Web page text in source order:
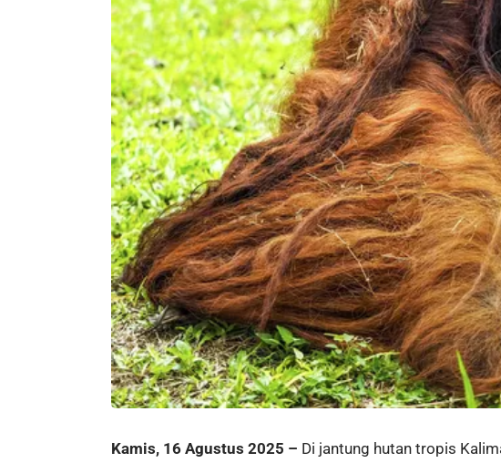
Kamis, 16 Agustus 2025 – Di jantung hutan tropis